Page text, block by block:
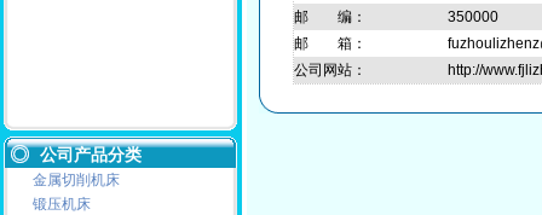
公司产品分类
金属切削机床
锻压机床
邮 编：
350000
邮 箱：
公司网站：
http://